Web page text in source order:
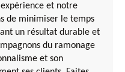
et notre
de minimiser le temps
un résultat durable et
du ramonage
et son